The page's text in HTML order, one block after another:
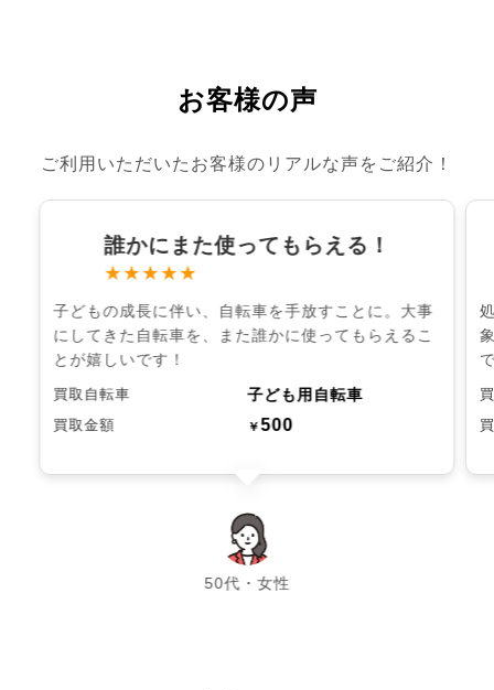
お客様の声
ご利用いただいたお客様のリアルな声をご紹介！
誰かにまた使ってもらえる！
★★★★★
子どもの成長に伴い、自転車を手放すことに。大事
にしてきた自転車を、また誰かに使ってもらえるこ
とが嬉しいです！
買取自転車 子ども用自転車
買取金額 ￥500
50代・女性
chevron_left chevron_right